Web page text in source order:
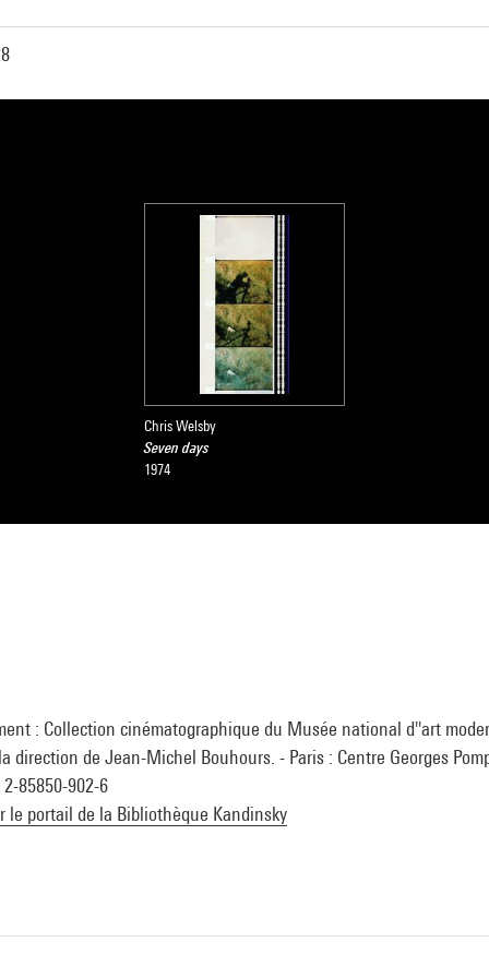
Chris Welsby
Seven days
1974
: Collection cinématographique du Musée national d''art
direction de Jean-Michel Bouhours. - Paris : Centre Georges
85850-902-6
le portail de la Bibliothèque Kandinsky